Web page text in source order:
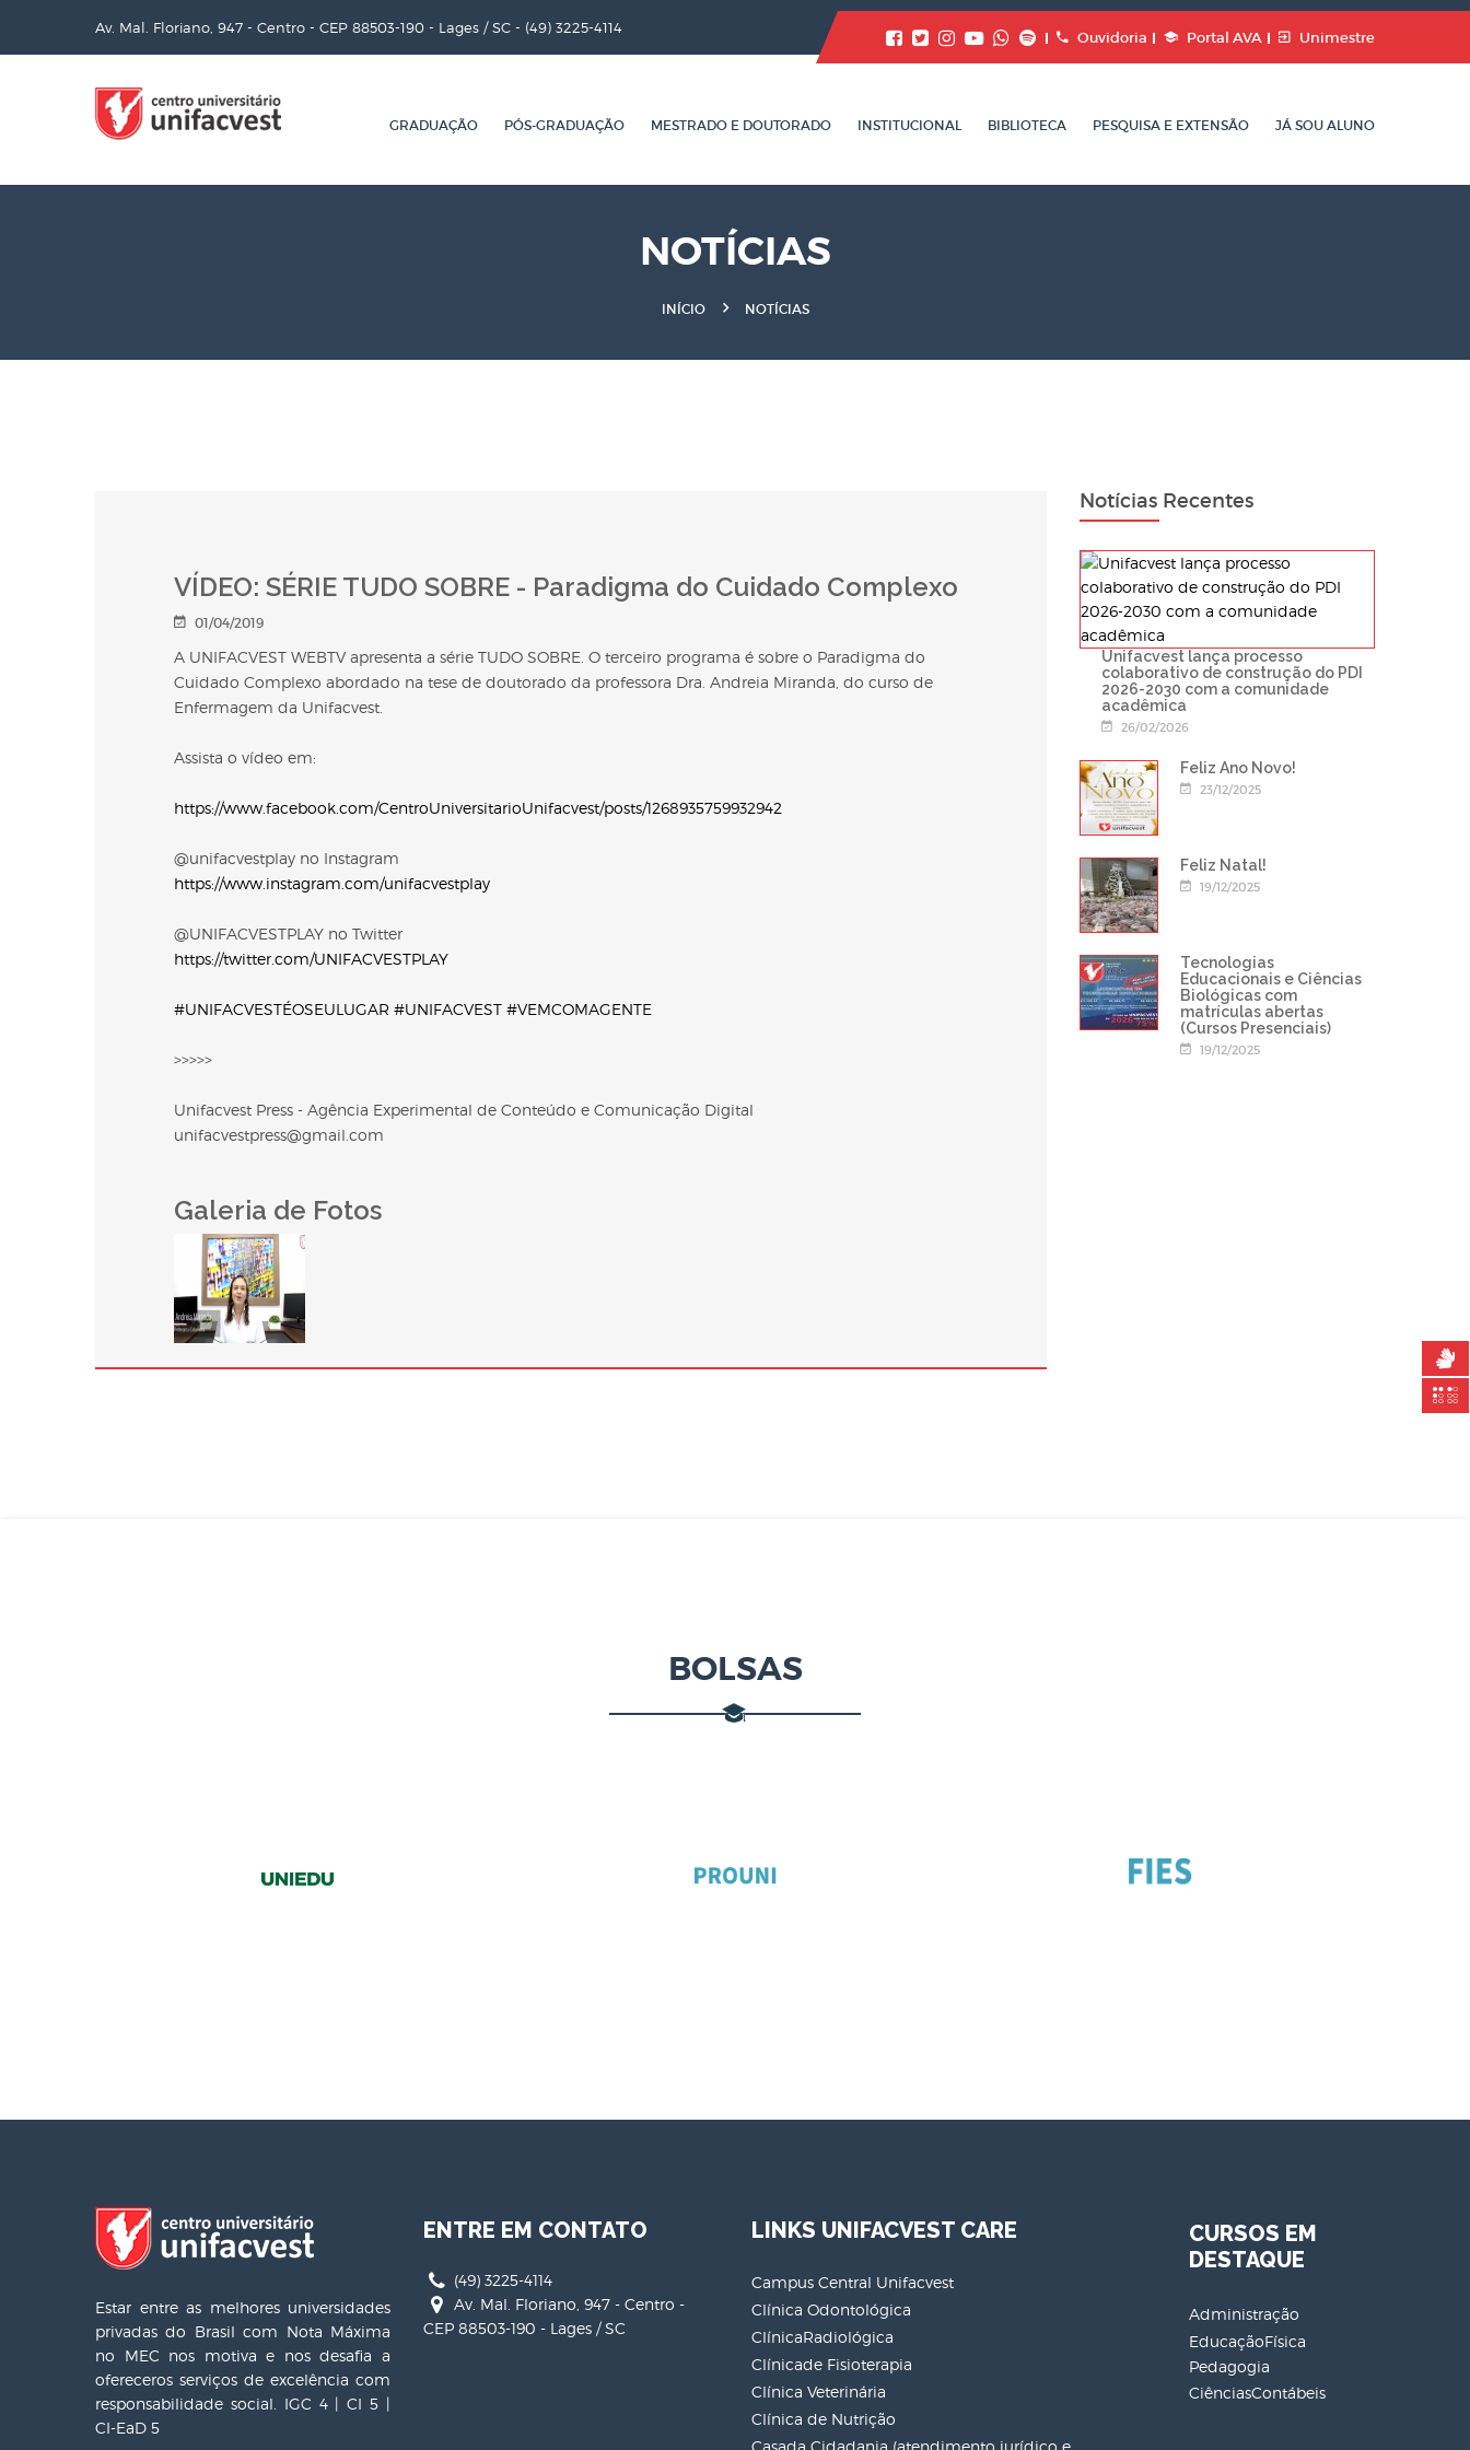
Av. Mal. Floriano, 947 - Centro - CEP 88503-190 - Lages / SC - (49) 3225-4114
Ouvidoria Portal AVA Unimestre
GRADUAÇÃO PÓS-GRADUAÇÃO MESTRADO E DOUTORADO INSTITUCIONAL BIBLIOTECA PESQUISA E EXTENSÃO JÁ SOU ALUNO
NOTÍCIAS
INÍCIO NOTÍCIAS
VÍDEO: SÉRIE TUDO SOBRE - Paradigma do Cuidado Complexo
01/04/2019
A UNIFACVEST WEBTV apresenta a série TUDO SOBRE. O terceiro programa é sobre o Paradigma do
Cuidado Complexo abordado na tese de doutorado da professora Dra. Andreia Miranda, do curso de
Enfermagem da Unifacvest.
Assista o vídeo em:
https://www.facebook.com/CentroUniversitarioUnifacvest/posts/1268935759932942
@unifacvestplay no Instagram
https://www.instagram.com/unifacvestplay
@UNIFACVESTPLAY no Twitter
https://twitter.com/UNIFACVESTPLAY
#UNIFACVESTÉOSEULUGAR #UNIFACVEST #VEMCOMAGENTE
>>>>>
Unifacvest Press - Agência Experimental de Conteúdo e Comunicação Digital
unifacvestpress@gmail.com
Galeria de Fotos
Notícias Recentes
Unifacvest lança processo
colaborativo de construção do PDI
2026-2030 com a comunidade
acadêmica
26/02/2026
Feliz Ano Novo!
23/12/2025
Feliz Natal!
19/12/2025
Tecnologias
Educacionais e Ciências
Biológicas com
matrículas abertas
(Cursos Presenciais)
19/12/2025
BOLSAS
Estar entre as melhores universidades
privadas do Brasil com Nota Máxima
no MEC nos motiva e nos desafia a
ofereceros serviços de excelência com
responsabilidade social. IGC 4 | CI 5 |
CI-EaD 5
ENTRE EM CONTATO
(49) 3225-4114
Av. Mal. Floriano, 947 - Centro -
CEP 88503-190 - Lages / SC
LINKS UNIFACVEST CARE
Campus Central Unifacvest
Clínica Odontológica
ClínicaRadiológica
Clínicade Fisioterapia
Clínica Veterinária
Clínica de Nutrição
Casada Cidadania (atendimento jurídico e
CURSOS EM
DESTAQUE
Administração
EducaçãoFísica
Pedagogia
CiênciasContábeis